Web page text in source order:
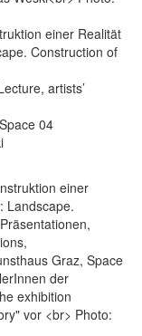
einer Realität
Construction of
artists’
04